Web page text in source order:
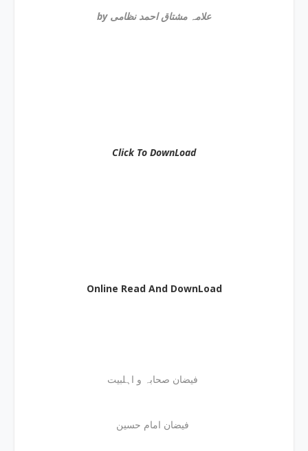
by علامہ مشتاق احمد نظامی
Click To DownLoad
Online Read And DownLoad